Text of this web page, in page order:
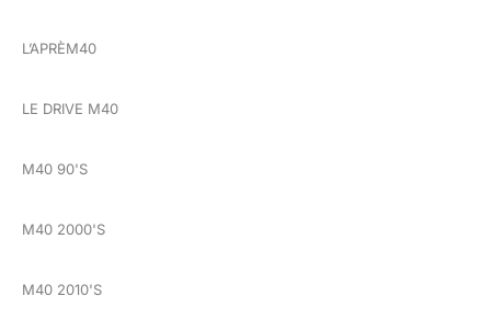
L’APRÈM40
LE DRIVE M40
M40 90'S
M40 2000'S
M40 2010'S